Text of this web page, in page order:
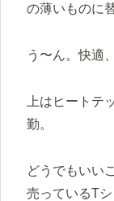
の薄いものに
う〜ん。快適
上はヒートテ
勤。
どうでもいい
売っているTシ